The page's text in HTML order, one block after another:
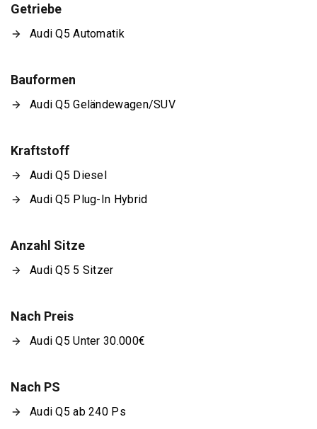
Getriebe
Audi Q5 Automatik
Bauformen
Audi Q5 Geländewagen/SUV
Kraftstoff
Audi Q5 Diesel
Audi Q5 Plug-In Hybrid
Anzahl Sitze
Audi Q5 5 Sitzer
Nach Preis
Audi Q5 Unter 30.000€
Nach PS
Audi Q5 ab 240 Ps